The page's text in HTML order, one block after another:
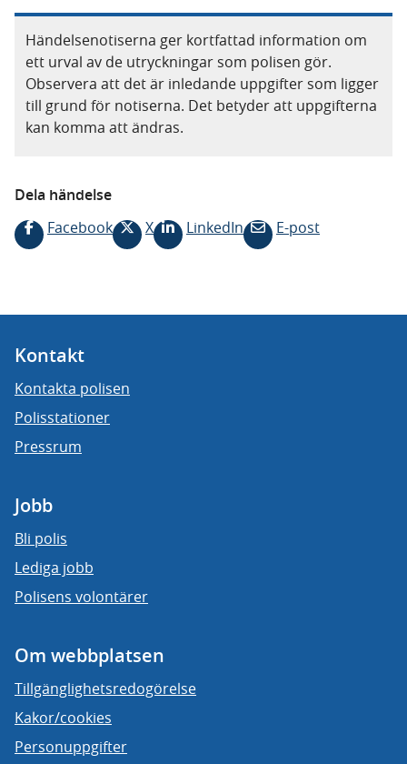
Händelsenotiserna ger kortfattad information om
ett urval av de utryckningar som polisen gör.
Observera att det är inledande uppgifter som ligger
till grund för notiserna. Det betyder att uppgifterna
kan komma att ändras.
Dela händelse
Facebook
X LinkedIn E-post
Kontakt
Kontakta polisen
Polisstationer
Pressrum
Jobb
Bli polis
Lediga jobb
Polisens volontärer
Om webbplatsen
Tillgänglighetsredogörelse
Kakor/cookies
Personuppgifter